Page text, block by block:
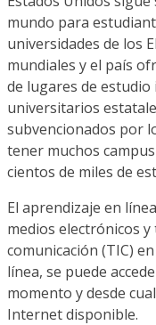
mundo para
universidades de los
mundiales y el país
de lugares de
universitarios
subvencionados por
tener muchos
cientos de miles de
El aprendizaje en
medios electrónicos
comunicación (TIC)
línea, se puede
momento y desde
Internet disponible.